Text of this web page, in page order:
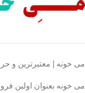
می خونه | معتبرترین و
می خونه بعنوان اولین